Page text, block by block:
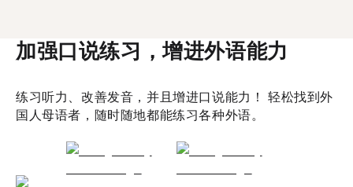
加强口说练习，增进外语能力
练习听力、改善发音，并且增进口说能力！ 轻松找到外
国人母语者，随时随地都能练习各种外语。